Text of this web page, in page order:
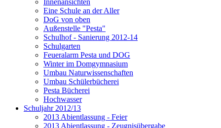
Innenansichten
Eine Schule an der Aller
DoG von oben
Außenstelle "Pesta"
Schulhof - Sanierung 2012-14
Schulgarten
Feueralarm Pesta und DOG
Winter im Domgymnasium
Umbau Naturwissenschaften
Umbau Schülerbücherei
Pesta Bücherei
Hochwasser
Schuljahr 2012/13
2013 Abientlassung - Feier
2013 Abientlassung - Zeugnisübergabe